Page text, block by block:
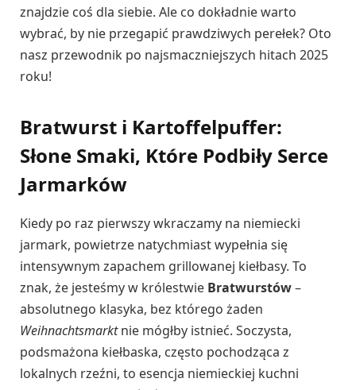
znajdzie coś dla siebie. Ale co dokładnie warto
wybrać, by nie przegapić prawdziwych perełek? Oto
nasz przewodnik po najsmaczniejszych hitach 2025
roku!
Bratwurst i Kartoffelpuffer:
Słone Smaki, Które Podbiły Serce
Jarmarków
Kiedy po raz pierwszy wkraczamy na niemiecki
jarmark, powietrze natychmiast wypełnia się
intensywnym zapachem grillowanej kiełbasy. To
znak, że jesteśmy w królestwie Bratwurstów–
absolutnego klasyka, bez którego żaden
Weihnachtsmarktnie mógłby istnieć. Soczysta,
podsmażona kiełbaska, często pochodząca z
lokalnych rzeźni, to esencja niemieckiej kuchni